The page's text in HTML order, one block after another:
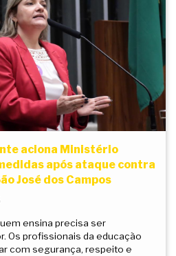
aciona Ministério
após ataque contra
José dos Campos
ensina precisa ser
Os profissionais da educação
com segurança, respeito e